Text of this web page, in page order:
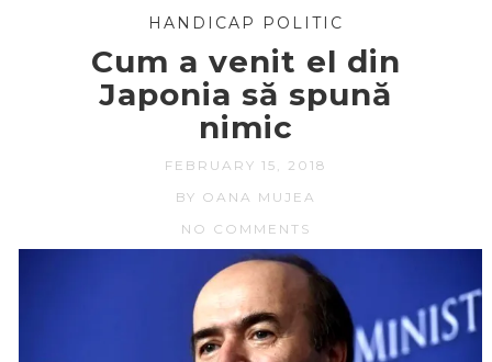
HANDICAP POLITIC
Cum a venit el din
Japonia să spună
nimic
FEBRUARY 15, 2018
BY OANA MUJEA
NO COMMENTS